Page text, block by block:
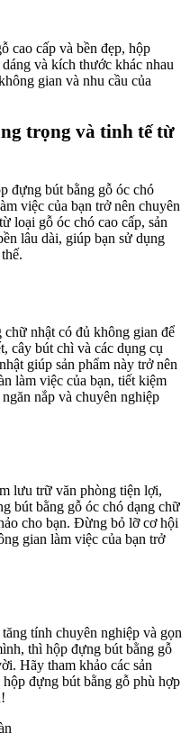
cao cấp và bền đẹp, hộp
và kích thước khác nhau
gian và nhu cầu của
trọng và tinh tế từ
đựng bút bằng gỗ óc chó
việc của bạn trở nên chuyên
loại gỗ óc chó cao cấp, sản
lâu dài, giúp bạn sử dụng
chữ nhật có đủ không gian để
cây bút chì và các dụng cụ
giúp sản phẩm này trở nên
làm việc của bạn, tiết kiệm
nắp và chuyên nghiệp
lưu trữ văn phòng tiện lợi,
bút bằng gỗ óc chó dạng chữ
cho bạn. Đừng bỏ lỡ cơ hội
gian làm việc của bạn trở
tính chuyên nghiệp và gọn
thì hộp đựng bút bằng gỗ
Hãy tham khảo các sản
đựng bút bằng gỗ phù hợp